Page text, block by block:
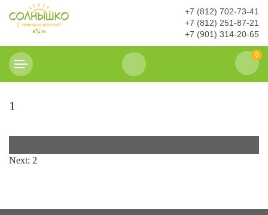
+7 (812) 702-73-41
+7 (812) 251-87-21
+7 (901) 314-20-65
0
1
Навигация
Next: 2